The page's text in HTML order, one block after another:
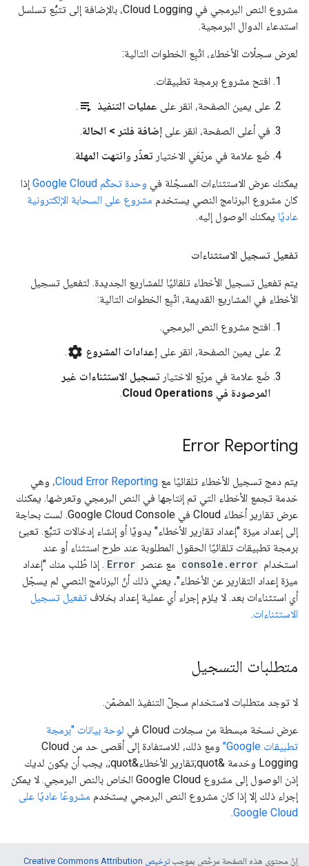
مشروع النص البرمجي في Cloud Logging، بالإضافة إلى تتبُّع تسلسل
استدعاء الدوال البرمجية.
لعرض سجلّات الأخطاء، اتّبِع الخطوات التالية:
افتح مشروع برمجة تطبيقات.
على يمين الصفحة، انقر على عمليات التنفيذ playlist_play
.
في أعلى الصفحة، انقر على إضافة فلتر > الحالة.
ضَع علامة في مربّعَي الاختيار تعذّر وانتهت المهلة.
يمكنك عرض الاستثناءات المسجّلة في وحدة تحكّم Google Cloud
إذا
كان مشروع البرنامج النصي يستخدم مشروع على السحابة الإلكترونية
عاديًا يمكنك الوصول إليه.
تفعيل تسجيل الاستثناءات
يتم تفعيل تسجيل الأخطاء تلقائيًا للمشاريع الجديدة. لتفعيل تسجيل
الأخطاء في المشاريع القديمة، اتّبِع الخطوات التالية:
افتح مشروع النص البرمجي.
على يمين الصفحة، انقر على إعدادات المشروع settings
.
ضَع علامة في مربّع الاختيار تسجيل الاستثناءات غير
المرصودة في Cloud Operations
.
Error Reporting
يتم دمج تسجيل الأخطاء تلقائيًا مع Cloud Error Reporting، وهي
خدمة تجمع الأخطاء التي تم إنتاجها في النص البرمجي وتعرضها. يمكنك
عرض تقارير أخطاء Cloud في Google Cloud Console. لست بحاجة
إلى إعداد ميزة "إعداد تقارير الأخطاء" يدويًا أو إنشاء إدخالات تتبُّع. تعبئ
برمجة تطبيقات تلقائيًا الحقول المطلوبة عند طرح استثناء أو عند
استخدام console.error مع عنصر Error . إذا طُلب منك "إعداد
ميزة إعداد التقارير عن الأخطاء"، يعني ذلك أنّ البرنامج النصي لم يسجّل
أي استثناءات بعد. لا يلزم إجراء أي عملية إعداد بخلاف تفعيل تسجيل
الاستثناءات.
متطلبات التسجيل
لا توجد متطلبات لاستخدام سجلّ التنفيذ المضمّن.
عرض نسخة مبسطة من سجلات Cloud في
لوحة بيانات "برمجة
تطبيقات Google"
ومع ذلك، للاستفادة إلى أقصى حد من Cloud
Logging وخدمة &quot;تقارير الأخطاء&quot;، يجب أن يكون لديك
إذن الوصول إلى مشروع Google Cloud الخاص بالنص البرمجي. لا يمكن
إجراء ذلك إلا إذا كان مشروع النص البرمجي يستخدم مشروعًا عاديًا على
Google Cloud
.
إنّ محتوى هذه الصفحة مرخّص بموجب
ترخيص Creative Commons Attribution